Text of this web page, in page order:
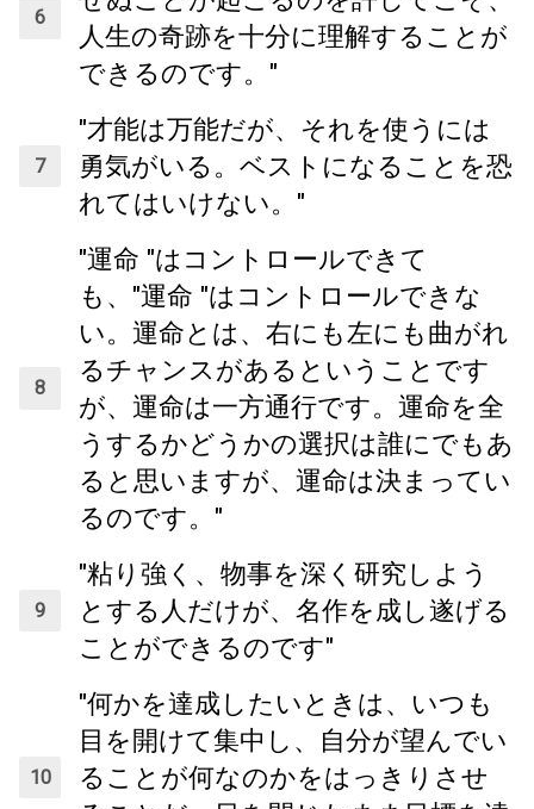
人生の奇跡を十分に理解することが
できるのです。"
"才能は万能だが、それを使うには
勇気がいる。ベストになることを恐
れてはいけない。"
"運命 "はコントロールできて
も、"運命 "はコントロールできな
い。運命とは、右にも左にも曲がれ
るチャンスがあるということです
が、運命は一方通行です。運命を全
うするかどうかの選択は誰にでもあ
ると思いますが、運命は決まってい
るのです。"
"粘り強く、物事を深く研究しよう
とする人だけが、名作を成し遂げる
ことができるのです"
"何かを達成したいときは、いつも
目を開けて集中し、自分が望んでい
ることが何なのかをはっきりさせ